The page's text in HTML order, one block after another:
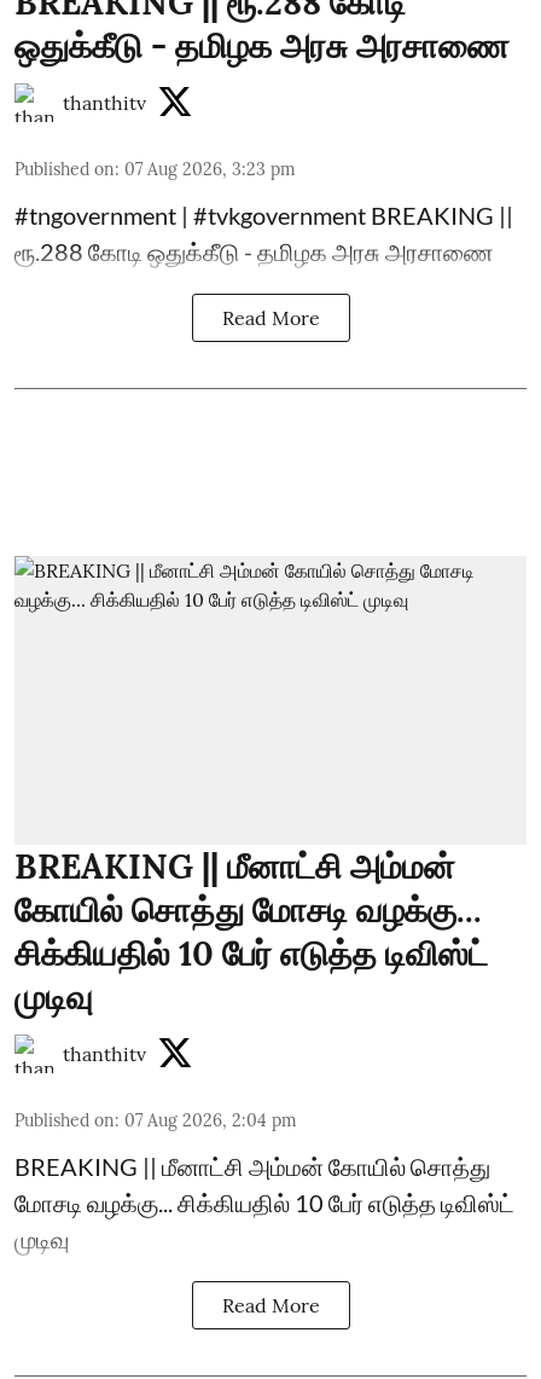
ஒதுக்கீடு - தமிழக அரசு அரசாணை
thanthitv
Published on: 07 Aug 2026, 3:23 pm
#tngovernment | #tvkgovernment BREAKING ||
ரூ.288 கோடி ஒதுக்கீடு - தமிழக அரசு அரசாணை
Read More
BREAKING || மீனாட்சி அம்மன்
கோயில் சொத்து மோசடி வழக்கு...
சிக்கியதில் 10 பேர் எடுத்த டிவிஸ்ட்
முடிவு
thanthitv
Published on: 07 Aug 2026, 2:04 pm
BREAKING || மீனாட்சி அம்மன் கோயில் சொத்து
மோசடி வழக்கு... சிக்கியதில் 10 பேர் எடுத்த டிவிஸ்ட்
முடிவு
Read More